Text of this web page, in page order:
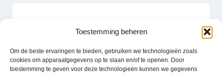
Toestemming beheren
Om de beste ervaringen te bieden, gebruiken we technologieën zoals
cookies om apparaatgegevens op te slaan en/of te openen. Door
toestemming te geven voor deze technologieën kunnen we gegevens